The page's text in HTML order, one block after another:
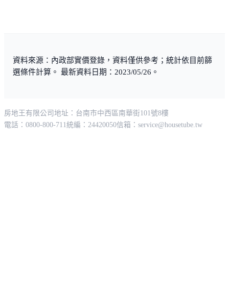
資料來源：內政部實價登錄，資料僅供參考；統計依目前篩
選條件計算。 最新資料日期：2023/05/26。
房地王有限公司 地址：台南市中西區南華街101號8樓
電話：0800-800-711統編：24420050信箱： service@housetube.tw